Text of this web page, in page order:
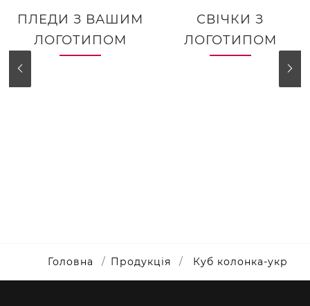
ПЛЕДИ З ВАШИМ
ЛОГОТИПОМ
СВІЧКИ З
ЛОГОТИПОМ
Головна Продукція Куб колонка-укр